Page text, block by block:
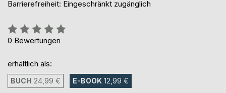
Barrierefreiheit: Eingeschränkt zugänglich
Bewertung::
0%
0 Bewertungen
erhältlich als:
BUCH 24,99 € E-BOOK 12,99 €